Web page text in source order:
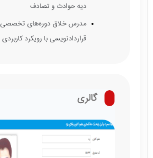
دیه حوادث و تصادف
مدرس خلاق دوره‌های تخصصی
قراردادنویسی با رویکرد کاربردی
گالری